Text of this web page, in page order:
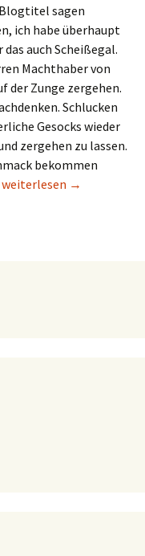
sagen
ich habe überhaupt
auch Scheißegal.
Machthaber von
der Zunge zergehen.
Schlucken
Gesocks wieder
zergehen zu lassen.
bekommen
Die irren Machthaber von
weiterlesen →